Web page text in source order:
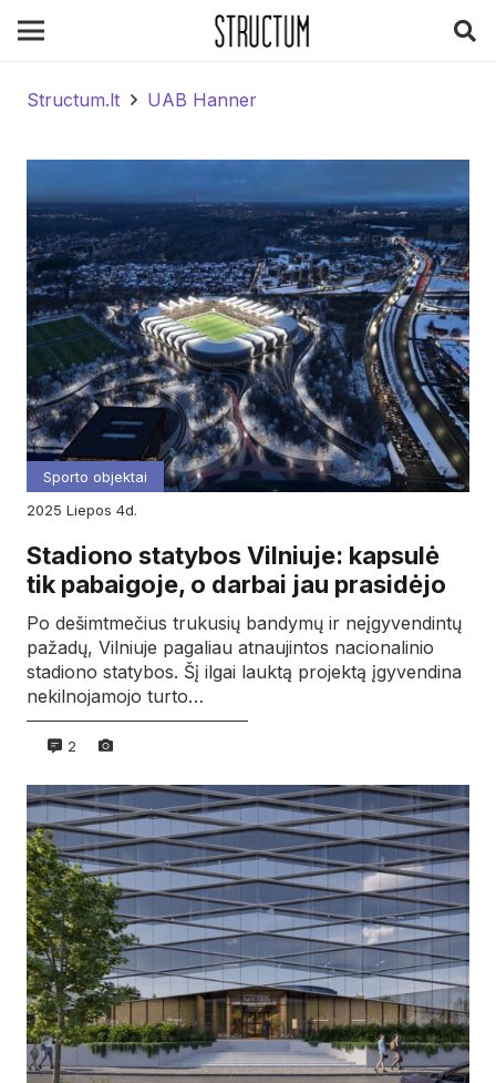
Structum.lt UAB Hanner
Sporto objektai
2025
liepos 4d.
Stadiono statybos Vilniuje: kapsulė
tik pabaigoje, o darbai jau prasidėjo
Po dešimtmečius trukusių bandymų ir neįgyvendintų
pažadų, Vilniuje pagaliau atnaujintos nacionalinio
stadiono statybos. Šį ilgai lauktą projektą įgyvendina
nekilnojamojo turto…
2